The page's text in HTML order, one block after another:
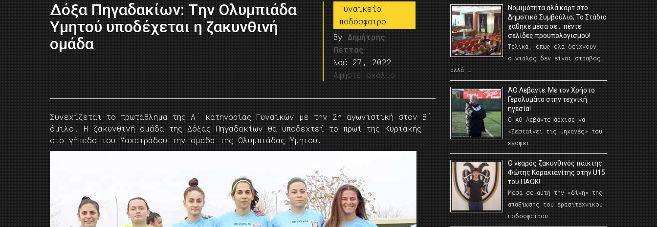
Δόξα Πηγαδακίων: Tην Ολυμπιάδα
Υμητού υποδέχεται η ζακυνθινή
ομάδα
Γυναικείο
ποδόσφαιρο
By Δημήτρης
Πέττας
Νοέ 27, 2022
Αφήστε σχόλιο
Συνεχίζεται το πρωτάθλημα της Α΄ κατηγορίας Γυναικών με την 2η αγωνιστική στον Β΄
όμιλο. Η ζακυνθινή ομάδα της Δόξας Πηγαδακίων θα υποδεχτεί το πρωί της Κυριακής
στο γήπεδο του Μαχαιράδου την ομάδα της Ολυμπιάδας Υμητού.
Νομιμότητα αλά καρτ στο
Δημοτικό Συμβούλιο; Το Στάδιο
χάθηκε μέσα σε… πέντε
σελίδες προϋπολογισμού!
Τελικά, όπως όλα δείχνουν,
ο γιαλός δεν είναι στραβός…
αλλά …
ΑΟ Λεβάντε: Με τον Χρήστο
Γερολυμάτο στην τεχνική
ηγεσία!
Ο ΑΟ Λεβάντε άρχισε να
«ζεσταίνει τις μηχανές» του
ενόψει …
O νεαρός ζακυνθινός παίκτης
Φώτης Κορακιανίτης στην U15
του ΠΑΟΚ!
Μέσα σε αυτή την «δίνη» της
απαξίωσης του ερασιτεχνικού
ποδοσφαίρου. …